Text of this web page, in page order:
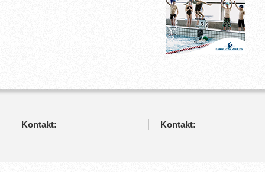
Kontakt: Kontakt: